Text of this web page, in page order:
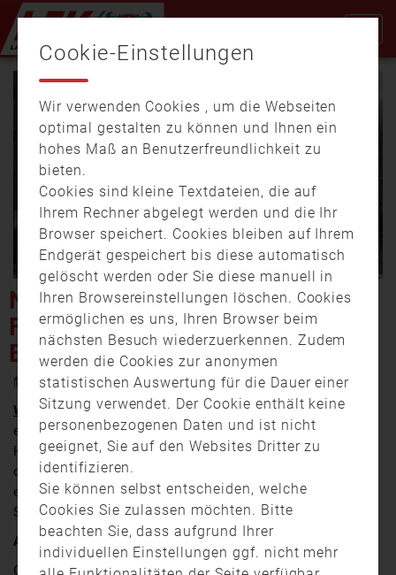
Video
NAILA: EHEMALIGES
FABRIKGEBÄUDE STEHT IN
BRAND
10. Juni 2025 15:52
Wie berichtet,brach am Montagabend (09. Juni) in
einem ehemaligen Fabrikgebäude in Naila (Landkreis
Hof) ein Feuer aus, weshalb es zu einem Großeinsatz
der Einsatzkräfte kam. Die Kriminalpolizei Hof
ermittelt dazu. Mittlerweile ist auch die Höhe des
Schadens bekannt.
Anwohnerin bemerkt dunkle Rauchwolken
Gegen 17:30 Uhr ging ein Notruf über einen Brand auf
Cookie-Einstellungen
Wir verwenden Cookies , um die Webseiten
optimal gestalten zu können und Ihnen ein
hohes Maß an Benutzerfreundlichkeit zu
bieten.
Cookies sind kleine Textdateien, die auf
Ihrem Rechner abgelegt werden und die Ihr
Browser speichert. Cookies bleiben auf Ihrem
Endgerät gespeichert bis diese automatisch
gelöscht werden oder Sie diese manuell in
Ihren Browsereinstellungen löschen. Cookies
ermöglichen es uns, Ihren Browser beim
nächsten Besuch wiederzuerkennen. Zudem
werden die Cookies zur anonymen
statistischen Auswertung für die Dauer einer
Sitzung verwendet. Der Cookie enthält keine
personenbezogenen Daten und ist nicht
geeignet, Sie auf den Websites Dritter zu
identifizieren.
Sie können selbst entscheiden, welche
Cookies Sie zulassen möchten. Bitte
beachten Sie, dass aufgrund Ihrer
individuellen Einstellungen ggf. nicht mehr